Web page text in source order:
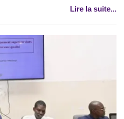
Lire la suite...